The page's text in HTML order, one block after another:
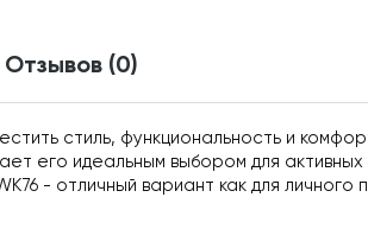
Отзывов (0)
стиль, функциональность и
его идеальным выбором для
- отличный вариант как для личного